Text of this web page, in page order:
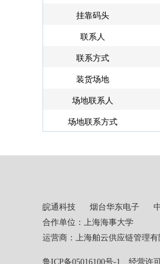
挂靠码头
联系人
联系方式
装货场地
场地联系人
场地联系方式
皖通科技 烟台华东电子
合作单位：上海海事大学
运营商：上海舶云供应链
鲁ICP备05016100号-1 经营许